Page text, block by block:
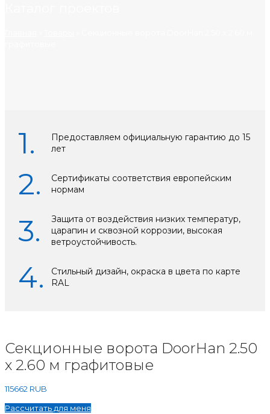
Предоставляем официальную гарантию до 15
лет
Сертификаты соответствия европейским
нормам
Защита от воздействия низких температур,
царапин и сквозной коррозии, высокая
ветроустойчивость.
Стильный дизайн, окраска в цвета по карте
RAL
Секционные ворота DoorHan 2.50
х 2.60 м графитовые
115662 RUB
Рассчитать для меня